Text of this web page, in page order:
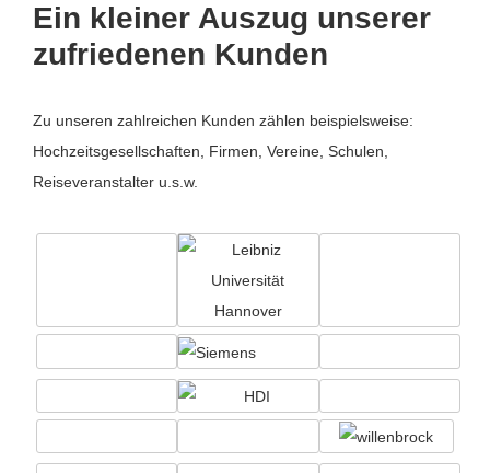
Ein kleiner Auszug unserer
zufriedenen Kunden
Zu unseren zahlreichen Kunden zählen beispielsweise:
Hochzeitsgesellschaften, Firmen, Vereine, Schulen,
Reiseveranstalter u.s.w.